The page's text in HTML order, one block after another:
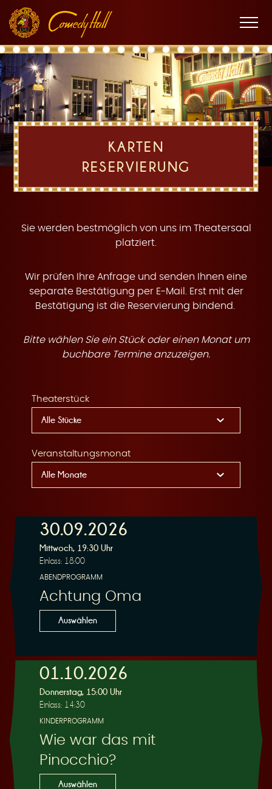
Hauptnavigation
Inhalt
Fußnavigation
K
a
r
e
R
e
s
Menü
KARTEN
RESERVIERUNG
Sie werden bestmöglich von uns im Theatersaal
platziert.
Wir prüfen Ihre Anfrage und senden Ihnen eine
separate Bestätigung per E-Mail. Erst mit der
Bestätigung ist die Reservierung bindend.
Bitte wählen Sie ein Stück oder einen Monat um
buchbare Termine anzuzeigen.
Theaterstück
Veranstaltungsmonat
30.09.2026
Mittwoch, 19:30 Uhr
Einlass: 18:00
ABENDPROGRAMM
Achtung Oma
Auswählen
01.10.2026
Donnerstag, 15:00 Uhr
Einlass: 14:30
KINDERPROGRAMM
Wie war das mit
Pinocchio?
Auswählen